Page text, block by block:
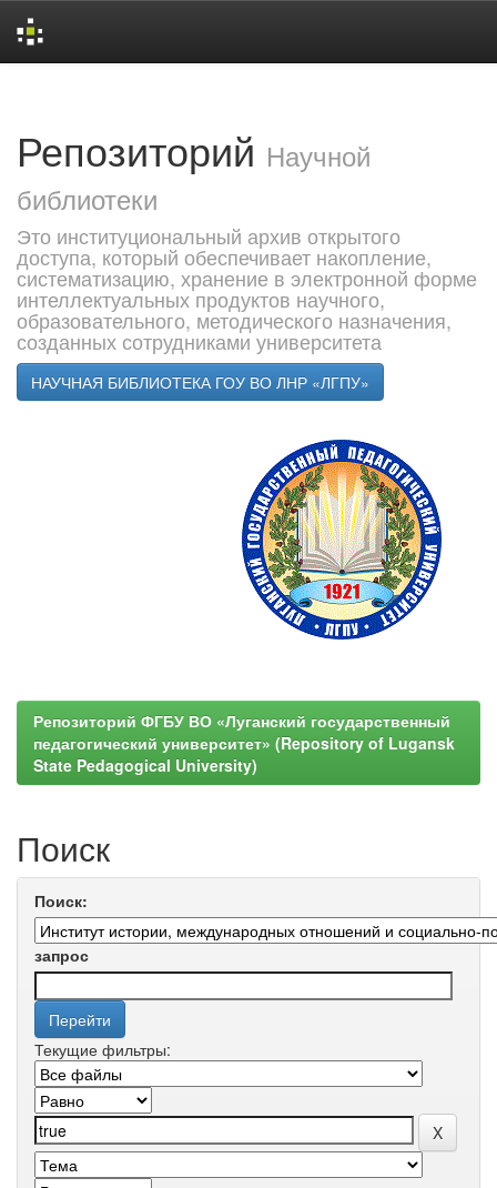
Репозиторий Научной
библиотеки
Это институциональный архив открытого
доступа, который обеспечивает накопление,
систематизацию, хранение в электронной форме
интеллектуальных продуктов научного,
образовательного, методического назначения,
созданных сотрудниками университета
НАУЧНАЯ БИБЛИОТЕКА ГОУ ВО ЛНР «ЛГПУ»
Репозиторий ФГБУ ВО «Луганский государственный
педагогический университет» (Repository of Lugansk
State Pedagogical University)
Поиск
Поиск:
запрос
Текущие фильтры: